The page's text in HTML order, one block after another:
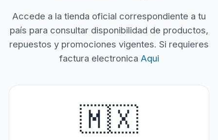
Accede a la tienda oficial correspondiente a tu
país para consultar disponibilidad de productos,
repuestos y promociones vigentes. Si requieres
factura electronica Aqui
🇲🇽